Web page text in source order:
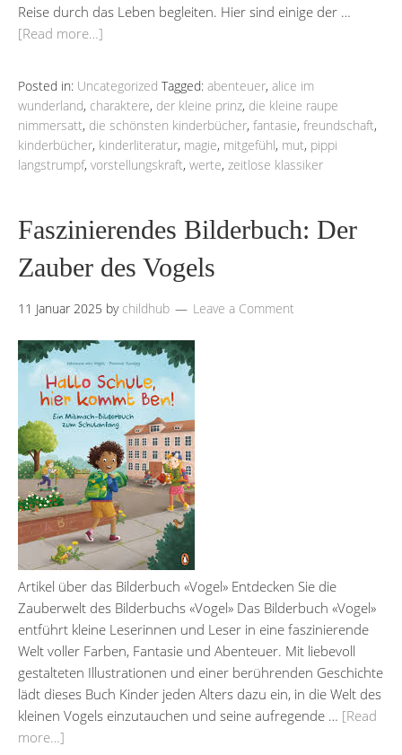
Reise durch das Leben begleiten. Hier sind einige der …
[Read more…]
Posted in: Uncategorized Tagged: abenteuer, alice im
wunderland, charaktere, der kleine prinz, die kleine raupe
nimmersatt, die schönsten kinderbücher, fantasie, freundschaft,
kinderbücher, kinderliteratur, magie, mitgefühl, mut, pippi
langstrumpf, vorstellungskraft, werte, zeitlose klassiker
Faszinierendes Bilderbuch: Der
Zauber des Vogels
11 Januar 2025 by childhub Leave a Comment
Artikel über das Bilderbuch «Vogel» Entdecken Sie die
Zauberwelt des Bilderbuchs «Vogel» Das Bilderbuch «Vogel»
entführt kleine Leserinnen und Leser in eine faszinierende
Welt voller Farben, Fantasie und Abenteuer. Mit liebevoll
gestalteten Illustrationen und einer berührenden Geschichte
lädt dieses Buch Kinder jeden Alters dazu ein, in die Welt des
kleinen Vogels einzutauchen und seine aufregende … [Read
more…]